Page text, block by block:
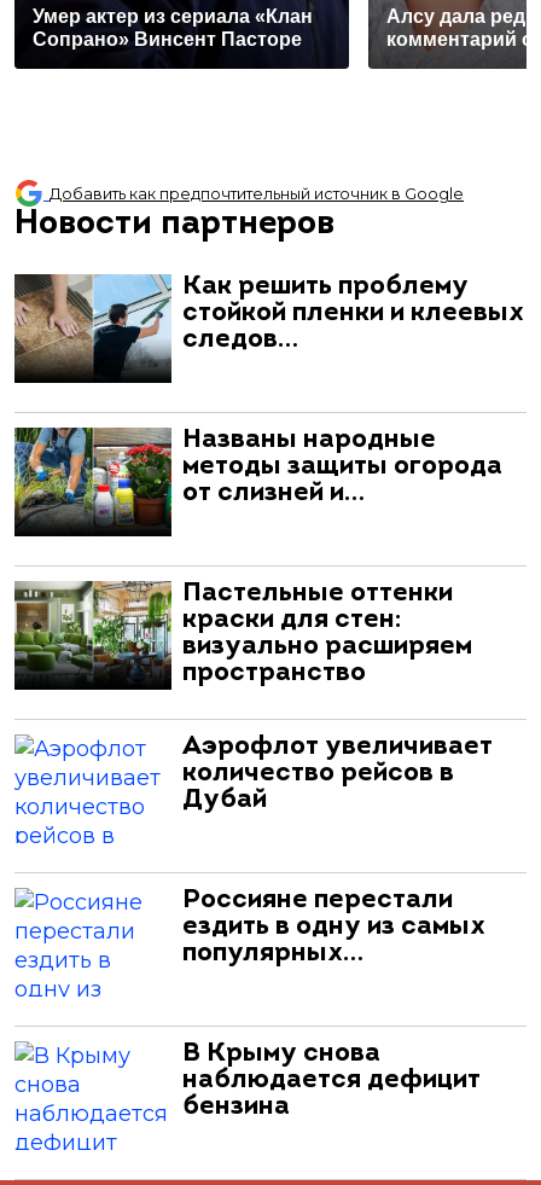
Умер актер из сериала «Клан
Сопрано» Винсент Пасторе
Алсу дала
комментарий о
Добавить как предпочтительный источник в Google
Новости партнеров
Как решить проблему
стойкой пленки и клеевых
следов…
Названы народные
методы защиты огорода
от слизней и…
Пастельные оттенки
краски для стен:
визуально расширяем
пространство
Аэрофлот увеличивает
количество рейсов в
Дубай
Россияне перестали
ездить в одну из самых
популярных…
В Крыму снова
наблюдается дефицит
бензина